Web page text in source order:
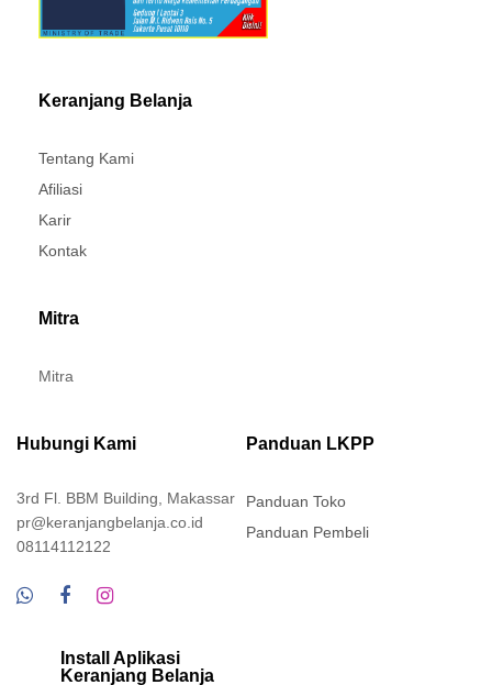
Keranjang Belanja
Tentang Kami
Afiliasi
Karir
Kontak
Mitra
Mitra
Hubungi Kami
3rd Fl. BBM Building, Makassar
pr@keranjangbelanja.co.id
08114112122
Panduan LKPP
Panduan Toko
Panduan Pembeli
Install Aplikasi
Keranjang Belanja